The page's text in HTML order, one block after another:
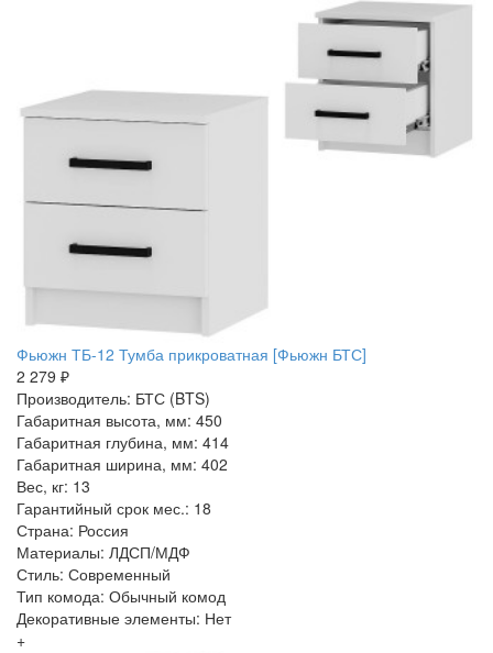
Фьюжн ТБ-12 Тумба прикроватная [Фьюжн БТС]
2 279 ₽
Производитель: БТС (BTS)
Габаритная высота, мм: 450
Габаритная глубина, мм: 414
Габаритная ширина, мм: 402
Вес, кг: 13
Гарантийный срок мес.: 18
Страна: Россия
Материалы: ЛДСП/МДФ
Стиль: Современный
Тип комода: Обычный комод
Декоративные элементы: Нет
+